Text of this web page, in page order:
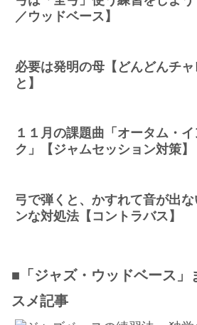
／ウッドベース】
必要は発明の母【どんどんチャ
と】
１１月の課題曲「オータム・
ク」【ジャムセッション対策】
弓で弾くと、かすれて音が出
ンな対処法【コントラバス】
■「ジャズ・ウッドベース」
スメ記事